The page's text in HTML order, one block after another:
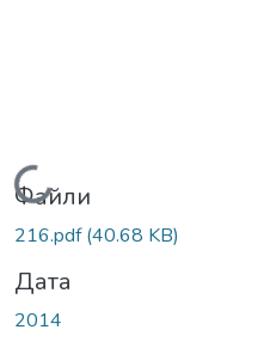
Вантажиться...
Файли
216.pdf(40.68 KB)
Дата
2014